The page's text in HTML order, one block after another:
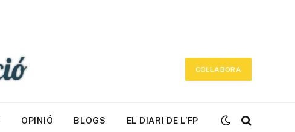
COL·LABORA
OPINIÓ BLOGS EL DIARI DE L’FP